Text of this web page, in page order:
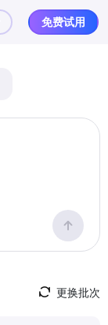
免费试用
更换批次